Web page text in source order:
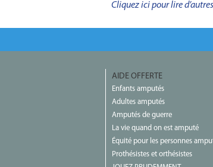
Cliquez ici pour lire
AIDE OFFERTE
Enfants amputés
Adultes amputés
Amputés de guerre
La vie quand on est amputé
Équité pour les personnes
Prothésistes et orthésistes